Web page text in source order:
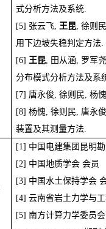
式分析方法及系统.
张云飞, 王昆, 徐则
用下边坡失稳判定方法.
王昆, 田从涵, 罗军
分布模式分析方法及系
唐永俊, 徐则民, 杨
杨愧, 徐则民, 唐永
装置及其测量方法.
中国电建集团昆明
中国地质学会 会员
中国水土保持学会
云南省岩土力学与
南方计算力学委员会